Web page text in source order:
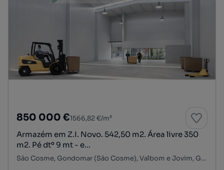
850 000 €1566,82 €/m²
Armazém em Z.I. Novo. 542,50 m2. Área livre 350
m2. Pé dtº 9 mt - e...
São Cosme, Gondomar (São Cosme), Valbom e Jovim, Gondomar, Porto